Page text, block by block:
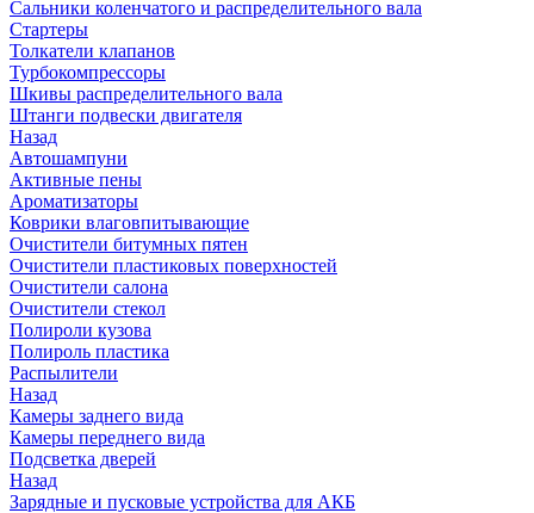
Сальники коленчатого и распределительного вала
Стартеры
Толкатели клапанов
Турбокомпрессоры
Шкивы распределительного вала
Штанги подвески двигателя
Назад
Автошампуни
Активные пены
Ароматизаторы
Коврики влаговпитывающие
Очистители битумных пятен
Очистители пластиковых поверхностей
Очистители салона
Очистители стекол
Полироли кузова
Полироль пластика
Распылители
Назад
Камеры заднего вида
Камеры переднего вида
Подсветка дверей
Назад
Зарядные и пусковые устройства для АКБ